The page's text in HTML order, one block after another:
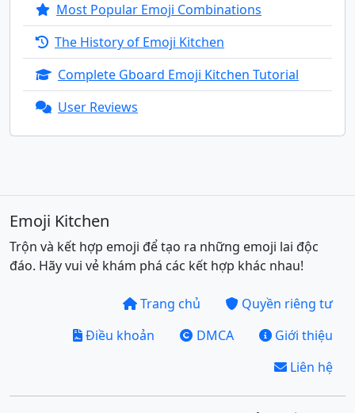
🧜‍♂️
🧜‍♀️ 🧝 🧝‍♂️ 🧝‍♀️
🧞
🧞‍♂️
🧞‍♀️ 🧟 🧟‍♂️ 🧟‍♀️
💆‍♂️
💆‍♀️ 💇 💇‍♂️ 💇‍♀️
🚶
🧎‍♂️
🧎‍♀️ 🧑‍🦯 👨‍🦯
🧑‍🦼
🏃‍♀️ 💃 🕺 🕴️
👯
👯‍♂️
👯‍♀️ 🧖 🧖‍♂️ 🧖‍♀️ 🧗
Most Popular Emoji Combinations
The History of Emoji Kitchen
Complete Gboard Emoji Kitchen Tutorial
User Reviews
Emoji Kitchen
Trộn và kết hợp emoji để tạo ra những emoji lai độc
đáo. Hãy vui vẻ khám phá các kết hợp khác nhau!
Trang chủ
Quyền riêng tư
Điều khoản
DMCA
Giới thiệu
Liên hệ